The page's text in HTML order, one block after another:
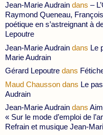
Jean-Marie Audrain dans –
Raymond Queneau,
poétique en s’astreignant à
Lepoutre
Jean-Marie Audrain dans Le
Marie Audrain
Gérard Lepoutre dans
Maud Chausson dans Le
Audrain
Jean-Marie Audrain dans
« Sur le mode d’emploi de
Refrain et musique Jean-